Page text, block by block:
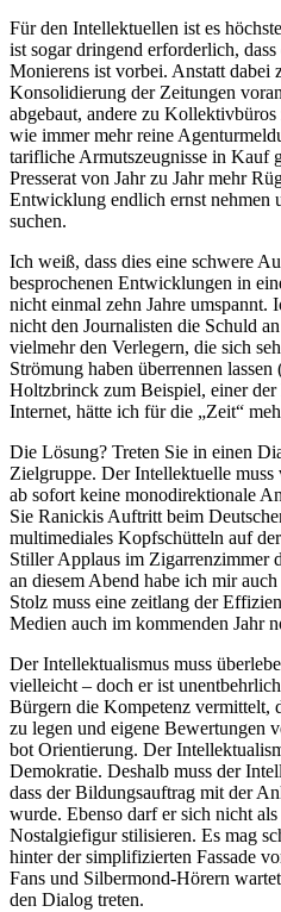
Für den Intellektuellen ist es
ist sogar dringend erforderlich,
Monierens ist vorbei. Anstatt dabei
Konsolidierung der Zeitungen
abgebaut, andere zu Kollektivbüros
wie immer mehr reine
tarifliche Armutszeugnisse in Kauf
Presserat von Jahr zu Jahr mehr
Entwicklung endlich ernst nehmen
suchen.
Ich weiß, dass dies eine schwere
besprochenen Entwicklungen in
nicht einmal zehn Jahre umspannt.
nicht den Journalisten die Schuld
vielmehr den Verlegern, die sich
Strömung haben überrennen
Holtzbrinck zum Beispiel, einer der
Internet, hätte ich für die „Zeit“
Die Lösung? Treten Sie in einen
Zielgruppe. Der Intellektuelle muss
ab sofort keine monodirektionale
Sie Ranickis Auftritt beim
multimediales Kopfschütteln auf
Stiller Applaus im Zigarrenzimmer
an diesem Abend habe ich mir
Stolz muss eine zeitlang der
Medien auch im kommenden Jahr
Der Intellektualismus muss
vielleicht – doch er ist
Bürgern die Kompetenz vermittelt,
zu legen und eigene Bewertungen
bot Orientierung. Der
Demokratie. Deshalb muss der
dass der Bildungsauftrag mit der
wurde. Ebenso darf er sich nicht
Nostalgiefigur stilisieren. Es mag
hinter der simplifizierten Fassade
Fans und Silbermond-Hörern
den Dialog treten.